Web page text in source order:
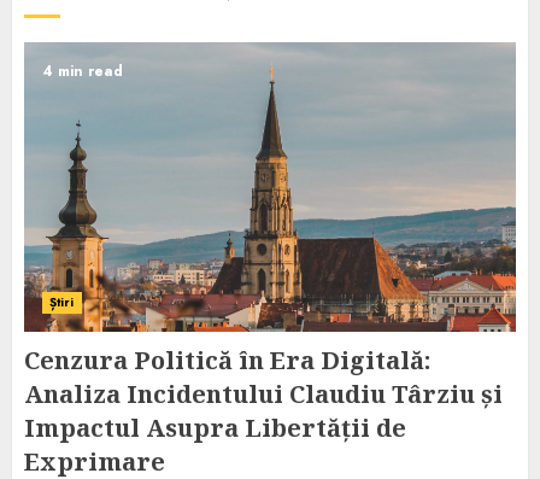
4 min read
Știri
Cenzura Politică în Era Digitală:
Analiza Incidentului Claudiu Târziu și
Impactul Asupra Libertății de
Exprimare